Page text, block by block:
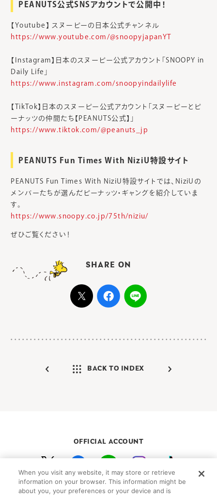
PEANUTS公式SNSアカウントで公開中！
【Youtube】 スヌーピーの日本公式チャンネル
https://www.youtube.com/@snoopyjapanYT
【Instagram】日本のスヌーピー公式アカウント「SNOOPY in
Daily Life」
https://www.instagram.com/snoopyindailylife
【TikTok】日本のスヌーピー公式アカウント「スヌーピーとピ
ーナッツの仲間たち【PEANUTS公式】」
https://www.tiktok.com/@peanuts_jp
PEANUTS Fun Times With NiziU特設サイト
PEANUTS Fun Times With NiziU特設サイトでは、NiziUの
メンバーたちが選んだピーナッツ・ギャングを紹介していま
す。
https://www.snoopy.co.jp/75th/niziu/
ぜひご覧ください！
SHARE ON
BACK TO INDEX
OFFICIAL ACCOUNT
初めての方向けガイド FAQ お問い合わせ
プライバシーポリシー サイトマップ
When you visit any website, it may store or retrieve
information on your browser. This information might be
about you, your preferences or your device and is